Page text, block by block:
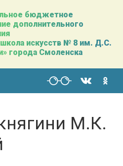
бюджетное
дополнительного
искусств № 8 им. Д.С.
города Смоленска
М.К.